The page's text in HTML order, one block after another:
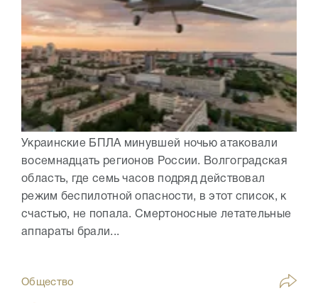
Украинские БПЛА минувшей ночью атаковали
восемнадцать регионов России. Волгоградская
область, где семь часов подряд действовал
режим беспилотной опасности, в этот список, к
счастью, не попала. Смертоносные летательные
аппараты брали...
Общество